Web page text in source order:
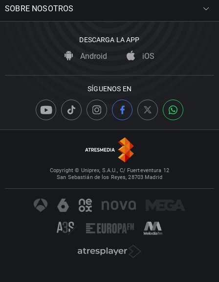
SOBRE NOSOTROS
DESCARGA LA APP
Android iOS
SÍGUENOS EN
Copyright © Uniprex, S.A.U., C/ Fuerteventura 12
San Sebastián de los Reyes, 28703 Madrid